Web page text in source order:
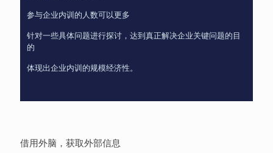
参与企业内训的人数可以更多
针对一些具体问题进行探讨，达到真正解决企业关键问题的目
的
体现出企业内训的规模经济性。
借用外脑，获取外部信息